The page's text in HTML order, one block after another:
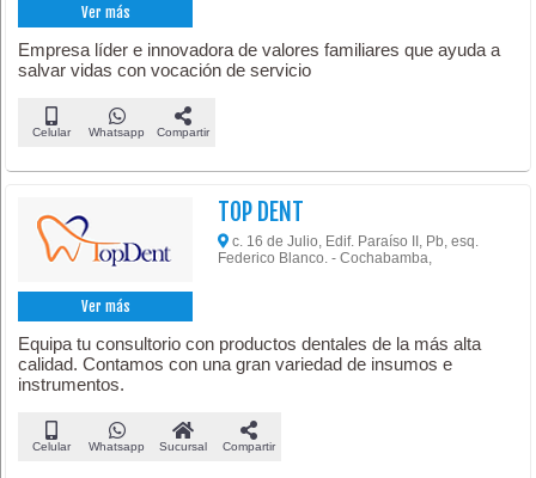
Ver más
Empresa líder e innovadora de valores familiares que ayuda a
salvar vidas con vocación de servicio
Celular Whatsapp Compartir
Ver más
TOP DENT
c. 16 de Julio, Edif. Paraíso II, Pb, esq.
Federico Blanco. - Cochabamba,
Equipa tu consultorio con productos dentales de la más alta
calidad. Contamos con una gran variedad de insumos e
instrumentos.
Celular Whatsapp Sucursal Compartir